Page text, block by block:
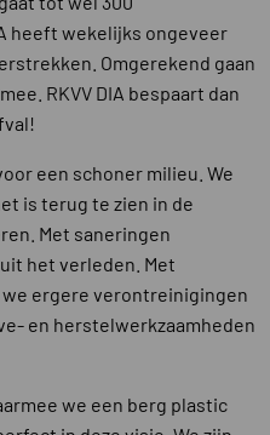
heeft wekelijks ongeveer
Omgerekend gaan
RKVV DIA bespaart dan
een schoner milieu. We
is terug te zien in de
Met saneringen
het verleden. Met
ergere verontreinigingen
en herstelwerkzaamheden
we een berg plastic